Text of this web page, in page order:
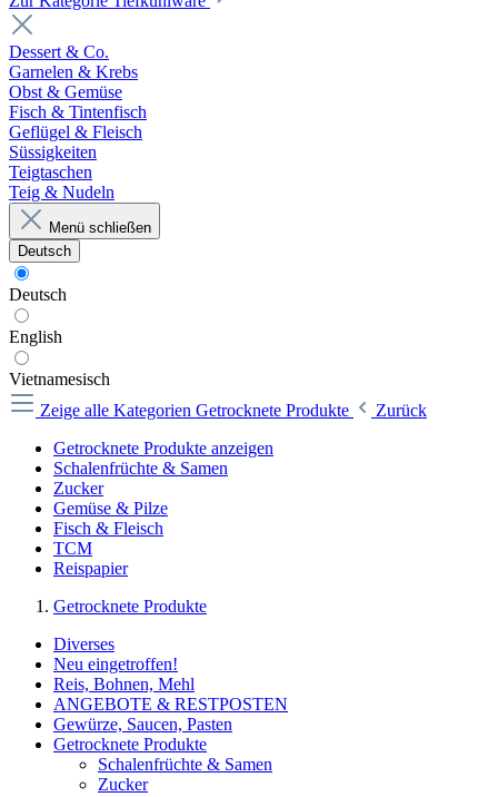
Dessert & Co.
Garnelen & Krebs
Obst & Gemüse
Fisch & Tintenfisch
Geflügel & Fleisch
Süssigkeiten
Teigtaschen
Teig & Nudeln
Menü schließen
Deutsch
Deutsch
English
Vietnamesisch
Zeige alle Kategorien Getrocknete Produkte
Zurück
Getrocknete Produkte anzeigen
Schalenfrüchte & Samen
Zucker
Gemüse & Pilze
Fisch & Fleisch
TCM
Reispapier
Getrocknete Produkte
Diverses
Neu eingetroffen!
Reis, Bohnen, Mehl
ANGEBOTE & RESTPOSTEN
Gewürze, Saucen, Pasten
Getrocknete Produkte
Schalenfrüchte & Samen
Zucker